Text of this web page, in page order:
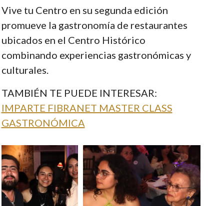
Vive tu Centro en su segunda edición
promueve la gastronomía de restaurantes
ubicados en el Centro Histórico
combinando experiencias gastronómicas y
culturales.
TAMBIÉN TE PUEDE INTERESAR:
IMPARTE FIBRANET MASTER CLASS
GASTRONÓMICA